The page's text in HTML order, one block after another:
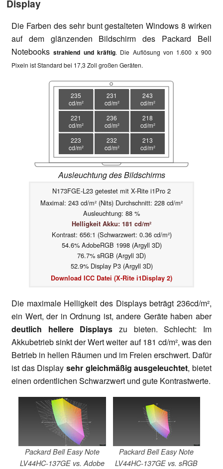
Display
Die Farben des sehr bunt gestalteten Windows 8 wirken
auf dem glänzenden Bildschirm des Packard Bell
Notebooksstrahlend und kräftig. Die Auflösung von 1.600 x 900
Pixeln ist Standard bei 17,3 Zoll großen Geräten.
235
cd/m²
231
cd/m²
243
cd/m²
221
cd/m²
236
cd/m²
218
cd/m²
223
cd/m²
232
cd/m²
213
cd/m²
Ausleuchtung des Bildschirms
N173FGE-L23 getestet mit X-Rite i1Pro 2
Maximal: 243 cd/m² (Nits) Durchschnitt: 228 cd/m²
Ausleuchtung: 88 %
Helligkeit Akku: 181 cd/m²
Kontrast: 656:1 (Schwarzwert: 0.36 cd/m²)
54.6% AdobeRGB 1998 (Argyll 3D)
76.7% sRGB (Argyll 3D)
52.9% Display P3 (Argyll 3D)
Download ICC Datei (X-Rite i1Display 2)
Die maximale Helligkeit des Displays beträgt 236cd/m²,
ein Wert, der in Ordnung ist, andere Geräte haben aber
deutlich hellere Displays zu bieten. Schlecht: Im
Akkubetrieb sinkt der Wert weiter auf 181 cd/m², was den
Betrieb in hellen Räumen und im Freien erschwert. Dafür
ist das Display sehr gleichmäßig ausgeleuchtet, bietet
einen ordentlichen Schwarzwert und gute Kontrastwerte.
Packard Bell Easy Note
LV44HC-137GE vs. Adobe
Packard Bell Easy Note
LV44HC-137GE vs. sRGB